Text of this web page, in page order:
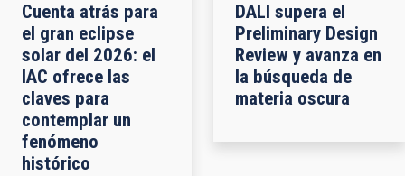
Cuenta atrás para
el gran eclipse
solar del 2026: el
IAC ofrece las
claves para
contemplar un
fenómeno
histórico
DALI supera el
Preliminary Design
Review y avanza en
la búsqueda de
materia oscura